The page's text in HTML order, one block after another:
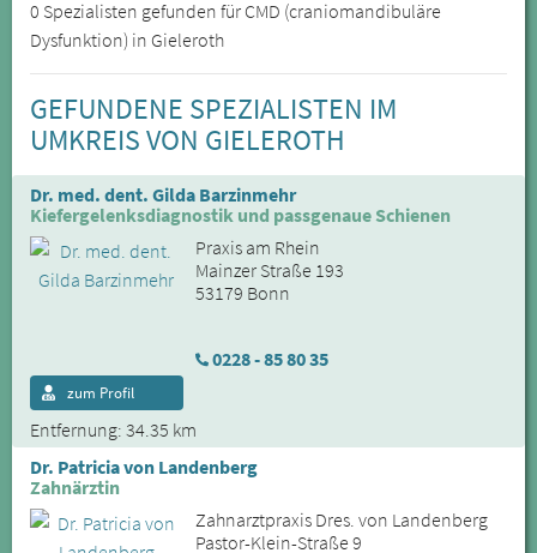
0 Spezialisten gefunden für CMD (craniomandibuläre
Dysfunktion) in Gieleroth
GEFUNDENE SPEZIALISTEN IM
UMKREIS VON GIELEROTH
Dr. med. dent. Gilda Barzinmehr
Kiefergelenksdiagnostik und passgenaue Schienen
Praxis am Rhein
Mainzer Straße 193
53179 Bonn
0228 - 85 80 35
Entfernung: 34.35 km
zum Profil
Dr. Patricia von Landenberg
Zahnärztin
Zahnarztpraxis Dres. von Landenberg
Pastor-Klein-Straße 9